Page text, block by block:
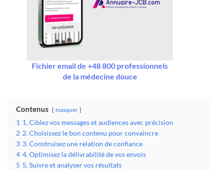
Fichier email de +48 800 professionnels
de la médecine douce
Contenus masquer
1 1. Ciblez vos messages et audiences avec précision
2 2. Choisissez le bon contenu pour convaincre
3 3. Construisez une relation de confiance
4 4. Optimisez la délivrabilité de vos envois
5 5. Suivre et analyser vos résultats